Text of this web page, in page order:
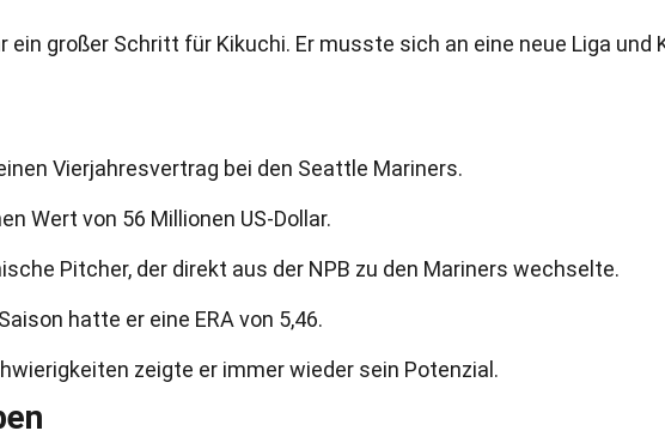
ein großer Schritt für Kikuchi. Er musste sich an eine neue Liga und
Vierjahresvertrag bei den Seattle Mariners.
Wert von 56 Millionen US-Dollar.
Pitcher, der direkt aus der NPB zu den Mariners wechselte.
hatte er eine ERA von 5,46.
zeigte er immer wieder sein Potenzial.